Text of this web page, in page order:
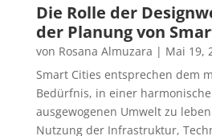
Die Rolle der
der Planung von
von Rosana Almuzara | Mai 19,
Smart Cities entsprechen dem
Bedürfnis, in einer
ausgewogenen Umwelt zu
Nutzung der Infrastruktur,